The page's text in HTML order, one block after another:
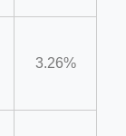
3.26%